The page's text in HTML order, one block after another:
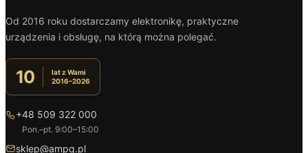
Od 2016 roku dostarczamy elektronikę, praktyczne
urządzenia i obsługę, na którą można polegać.
10
lat z Wami
2016–2026
+48 509 322 000
Pon.–pt. 9:00–15:00
sklep@ampq.pl